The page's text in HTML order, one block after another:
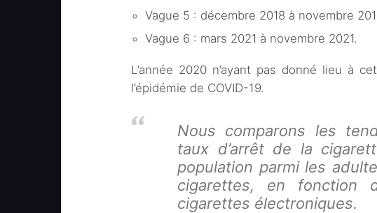
Vague 5 : décembre 2018 à novembre
Vague 6 : mars 2021 à novembre 2021.
L’année 2020 n’ayant pas donné lieu à
l’épidémie de COVID-19.
Nous comparons les
taux d’arrêt de la
population parmi les
cigarettes, en fonction
cigarettes électroniques.